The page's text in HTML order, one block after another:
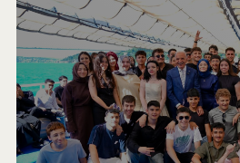
İsmet Yıldırım’ı
Ümraniye Belediyesi